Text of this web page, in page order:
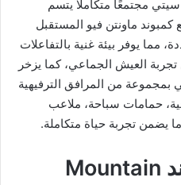
مجتمعًا متكاملاً يتسم
كمبوند ماونتن فيو المستقبل
يوفر بيئة غنية بالتفاعلات
تجربة العيش الجماعي، كما يزخر
بمجموعة من المرافق الترفيهية
حمامات سباحة، ملاعب
يضمن تجربة حياة متكاملة.
الاستثمار في كمبوند Mountain